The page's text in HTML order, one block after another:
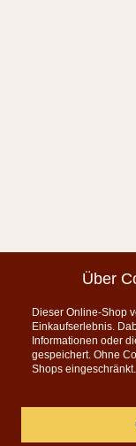
KONTAKT
Über
Dieser Online-Shop
Einkaufserlebnis.
Informationen oder
gespeichert. Ohne
Shops eingeschränkt.